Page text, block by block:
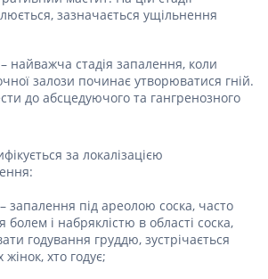
зазначається ущільнення
найважча стадія запалення, коли
залози починає утворюватися гній.
до абсцедуючого та гангренозного
за локалізацією
запалення під ареолою соска, часто
болем і набряклістю в області соска,
годування груддю, зустрічається
хто годує;